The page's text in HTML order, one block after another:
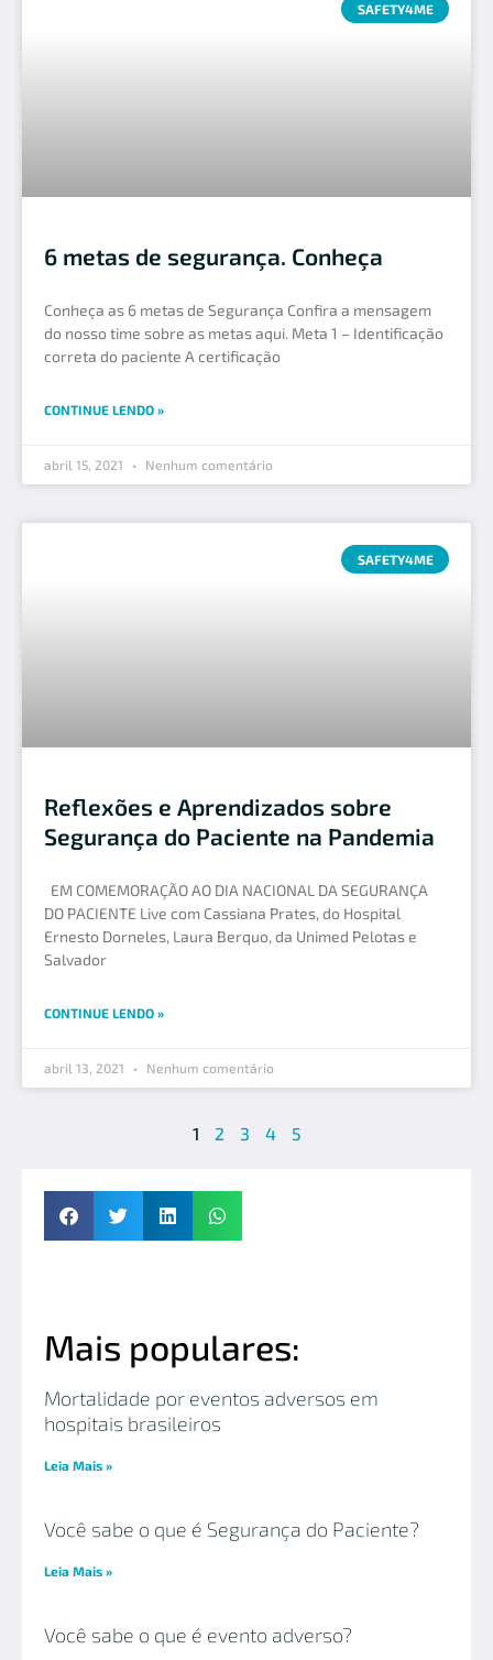
SAFETY4ME
6 metas de segurança. Conheça
Conheça as 6 metas de Segurança Confira a mensagem
do nosso time sobre as metas aqui. Meta 1 – Identificação
correta do paciente A certificação
CONTINUE LENDO »
abril 15, 2021 Nenhum comentário
SAFETY4ME
Reflexões e Aprendizados sobre
Segurança do Paciente na Pandemia
EM COMEMORAÇÃO AO DIA NACIONAL DA SEGURANÇA
DO PACIENTE Live com Cassiana Prates, do Hospital
Ernesto Dorneles, Laura Berquo, da Unimed Pelotas e
Salvador
CONTINUE LENDO »
abril 13, 2021 Nenhum comentário
1 2 3 4 5
Mais populares:
Mortalidade por eventos adversos em
hospitais brasileiros
Leia Mais »
Você sabe o que é Segurança do Paciente?
Leia Mais »
Você sabe o que é evento adverso?